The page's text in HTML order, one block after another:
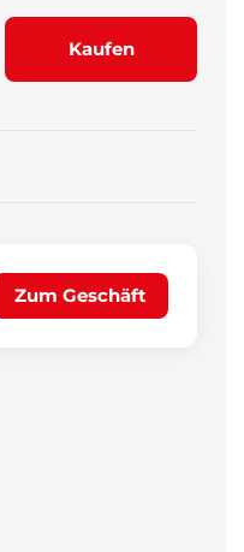
Kaufen
Zum Geschäft